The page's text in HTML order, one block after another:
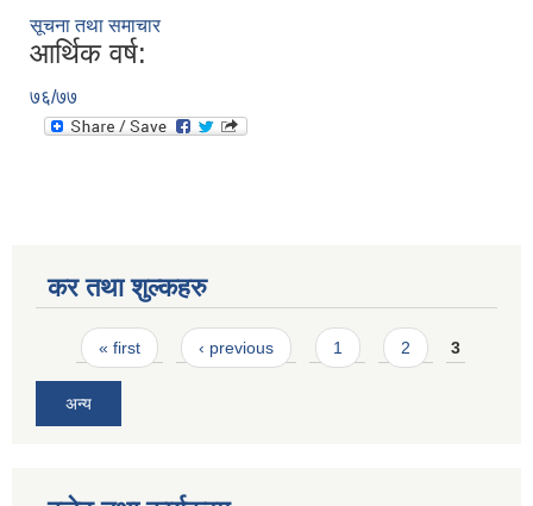
सूचना तथा समाचार
आर्थिक वर्ष:
७६/७७
कर तथा शुल्कहरु
Pages
« first ‹ previous 1 2 3
अन्य